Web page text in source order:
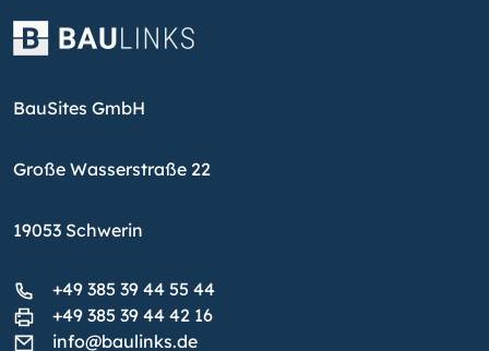
BauSites GmbH
Große Wasserstraße 22
19053 Schwerin
+49 385 39 44 55 44
+49 385 39 44 42 16
info@baulinks.de